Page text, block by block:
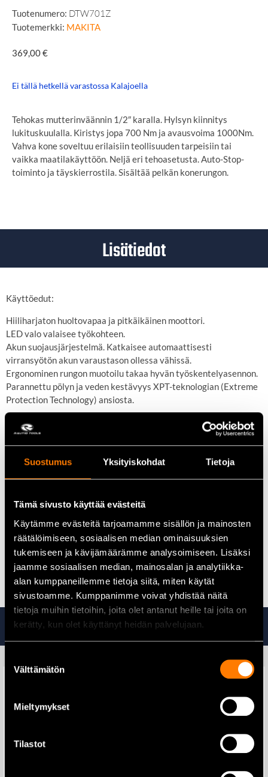
Suostumus Yksityiskohdat Tietoja
Tämä sivusto käyttää evästeitä
Käytämme evästeitä tarjoamamme sisällön ja mainosten
räätälöimiseen, sosiaalisen median ominaisuuksien
tukemiseen ja kävijämäärämme analysoimiseen. Lisäksi
jaamme sosiaalisen median, mainosalan ja analytiikka-
alan kumppaneillemme tietoja siitä, miten käytät
sivustoamme. Kumppanimme voivat yhdistää näitä
tietoja muihin tietoihin, joita olet antanut heille tai joita on
kerätty, kun olet käyttänyt heidän palvelujaan.
valinta
Välttämätön
Mieltymykset
Tilastot
Tuotenumero: DTW701Z
Tuotemerkki: MAKITA
369,00€
Ei tällä hetkellä varastossa Kalajoella
Tehokas mutterinväännin 1/2″ karalla. Hylsyn kiinnitys
lukituskuulalla. Kiristys jopa 700 Nm ja avausvoima 1000Nm.
Vahva kone soveltuu erilaisiin teollisuuden tarpeisiin tai
vaikka maatilakäyttöön. Neljä eri tehoasetusta. Auto-Stop-
toiminto ja täyskierrostila. Sisältää pelkän konerungon.
Lisätiedot
Käyttöedut:
Hiiliharjaton huoltovapaa ja pitkäikäinen moottori.
LED valo valaisee työkohteen.
Akun suojausjärjestelmä. Katkaisee automaattisesti
virransyötön akun varaustason ollessa vähissä.
Ergonominen rungon muotoilu takaa hyvän työskentelyasennon.
Parannettu pölyn ja veden kestävyys XPT-teknologian (Extreme
Protection Technology) ansiosta.
Tekniset tiedot:
Maks. kiristysvoima 150 / 200 / 320 / 700 Nm
Kierrosluku 0-500 / 1 200 / 1 900 / 2 200 min¹
Iskuluku 0 – 1 000 / 1 700 / 2 400 / 2 700 min¹
Neliökiinnitys 1/2 ”
Paino akulla (EPTA) 2,3 – 2,65 kg
Tuotteen mitat (P x L x K): 170 x 81 x 276 mm
Akun suojausjärjestelmä
Jännite 18 V
Maks. avausvoima 1 000 Nm
Tutustu myös
Viimeistelynaulain 1,2×15-
35mm 18V runko
Epäkeskohiomakone 125mm
18V (runko)